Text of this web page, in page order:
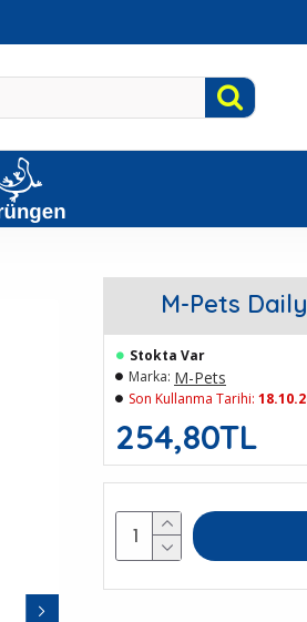
M-Pets
254,80TL
Stokta Var
Marka: M-Pets
Son Kullanma Tarihi: